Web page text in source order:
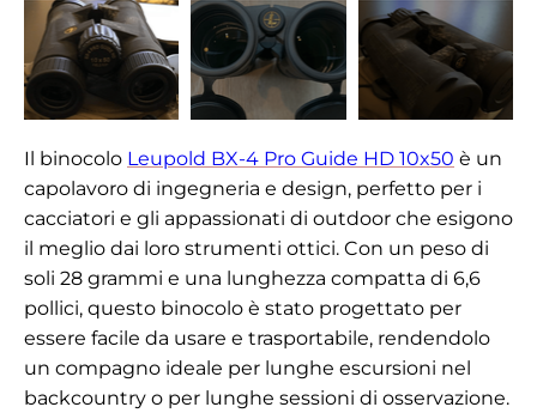
Il binocolo Leupold BX-4 Pro Guide HD 10x50 è un
capolavoro di ingegneria e design, perfetto per i
cacciatori e gli appassionati di outdoor che esigono
il meglio dai loro strumenti ottici. Con un peso di
soli 28 grammi e una lunghezza compatta di 6,6
pollici, questo binocolo è stato progettato per
essere facile da usare e trasportabile, rendendolo
un compagno ideale per lunghe escursioni nel
backcountry o per lunghe sessioni di osservazione.